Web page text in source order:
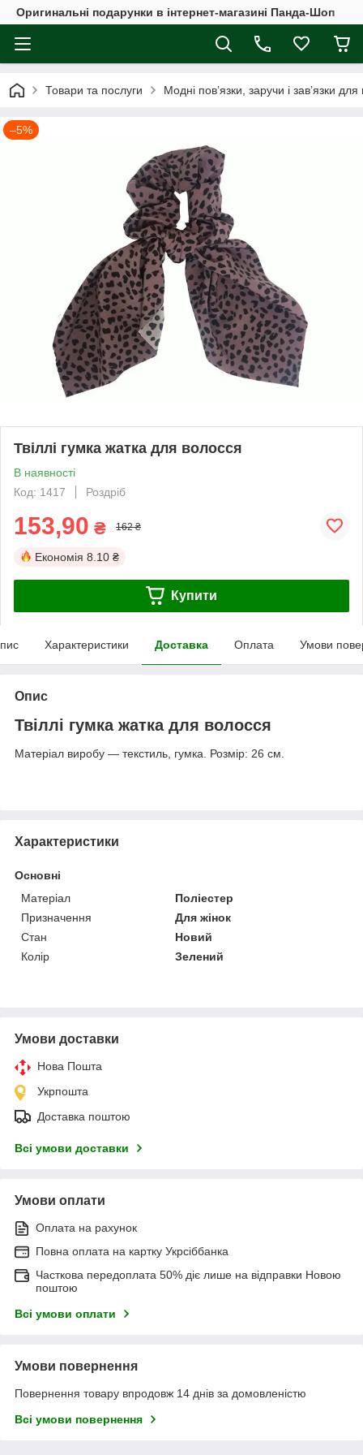
Оригинальні подарунки в інтернет-магазині Панда-Шоп
Товари та послуги Модні пов’язки, заручи і зав’язки
–5%
Твіллі гумка жатка для волосся
В наявності
Код: 1417
Роздріб
153,90 ₴ 162 ₴
Економія 8.10 ₴
Купити
Характеристики Доставка Оплата Умови
Опис
Твіллі гумка жатка для волосся
Матеріал виробу — текстиль, гумка. Розмір: 26 см.
Характеристики
Основні
Матеріал
Поліестер
Призначення
Для жінок
Стан
Новий
Колір
Зелений
Умови доставки
Нова Пошта
Укрпошта
Доставка поштою
Всі умови доставки
Умови оплати
Оплата на рахунок
Повна оплата на картку Укрсіббанка
Часткова передоплата 50% діє лише на відправки Новою
поштою
Всі умови оплати
Умови повернення
Повернення товару впродовж 14 днів за домовленістю
Всі умови повернення